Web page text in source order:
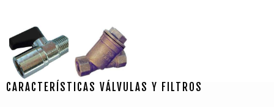
CARACTERÍSTICAS VÁLVULAS Y FILTROS